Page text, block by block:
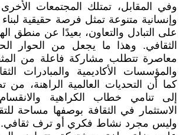
وفي المقابل، تمتلك المجتمعات
وإنسانية متنوعة تمثل فرصة حقيقية
على التبادل والتعاون، بعيدًا عن منطق
الثقافي. وهذا ما يجعل من الحوار
معاصرة تتطلب مشاركة فاعلة من
والمؤسسات الأكاديمية والمبادرات
كما أن التحديات العالمية الراهنة، من
إلى تنامي خطاب الكراهية
الاستثمار في الثقافة بوصفها مساحة
وليس مجرد نشاط فكري أو ترف ثقافي.